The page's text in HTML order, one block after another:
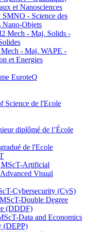
et Nanosciences
- Science des
Nano-Objets
Mech - Maj. Solids -
- Maj. WAPE -
et Energies
EuroteQ
Science de l'Ecole
diplômé de l’École
de l'Ecole
Artificial
Visual
Cybersecurity (CyS)
Double Degree
(DDDF)
Data and Economics
(DEPP)